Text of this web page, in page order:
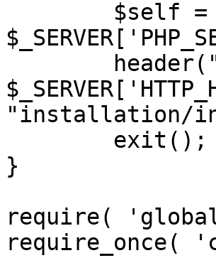
"installation/
}
require(
require_once(